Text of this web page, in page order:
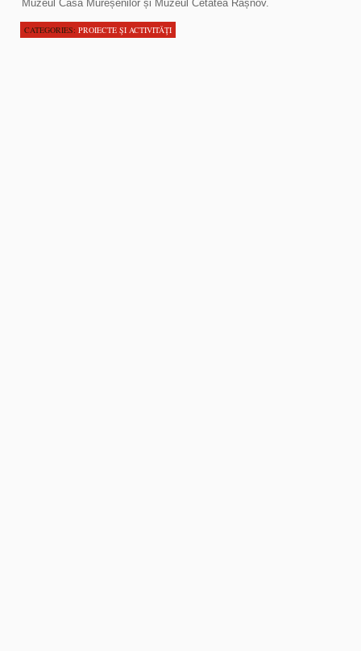
Muzeul Casa Mureșenilor și Muzeul Cetatea Râșnov.
CATEGORIES: PROIECTE ŞI ACTIVITĂŢI